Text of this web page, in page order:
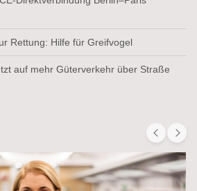
Rettung: Hilfe für Greifvogel
auf mehr Güterverkehr über Straße